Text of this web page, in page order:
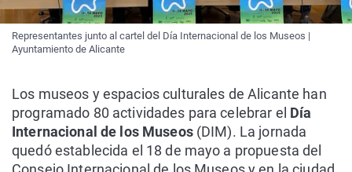
Representantes junto al cartel del Día Internacional de los Museos |
Ayuntamiento de Alicante
Los museos y espacios culturales de Alicante han
programado 80 actividades para celebrar el Día
Internacional de los Museos(DIM). La jornada
quedó establecida el 18 de mayo a propuesta del